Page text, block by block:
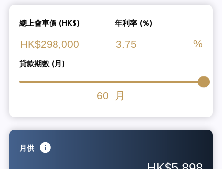
總上會車價 (HK$) 年利率 (%)
貸款期數 (月)
60 月
月供